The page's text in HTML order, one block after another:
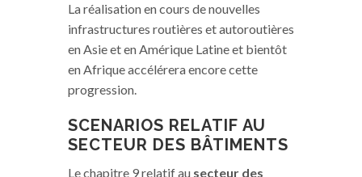
La réalisation en cours de nouvelles
infrastructures routières et autoroutières
en Asie et en Amérique Latine et bientôt
en Afrique accélérera encore cette
progression.
SCENARIOS RELATIF AU
SECTEUR DES BÂTIMENTS
Le chapitre 9 relatif au secteur des